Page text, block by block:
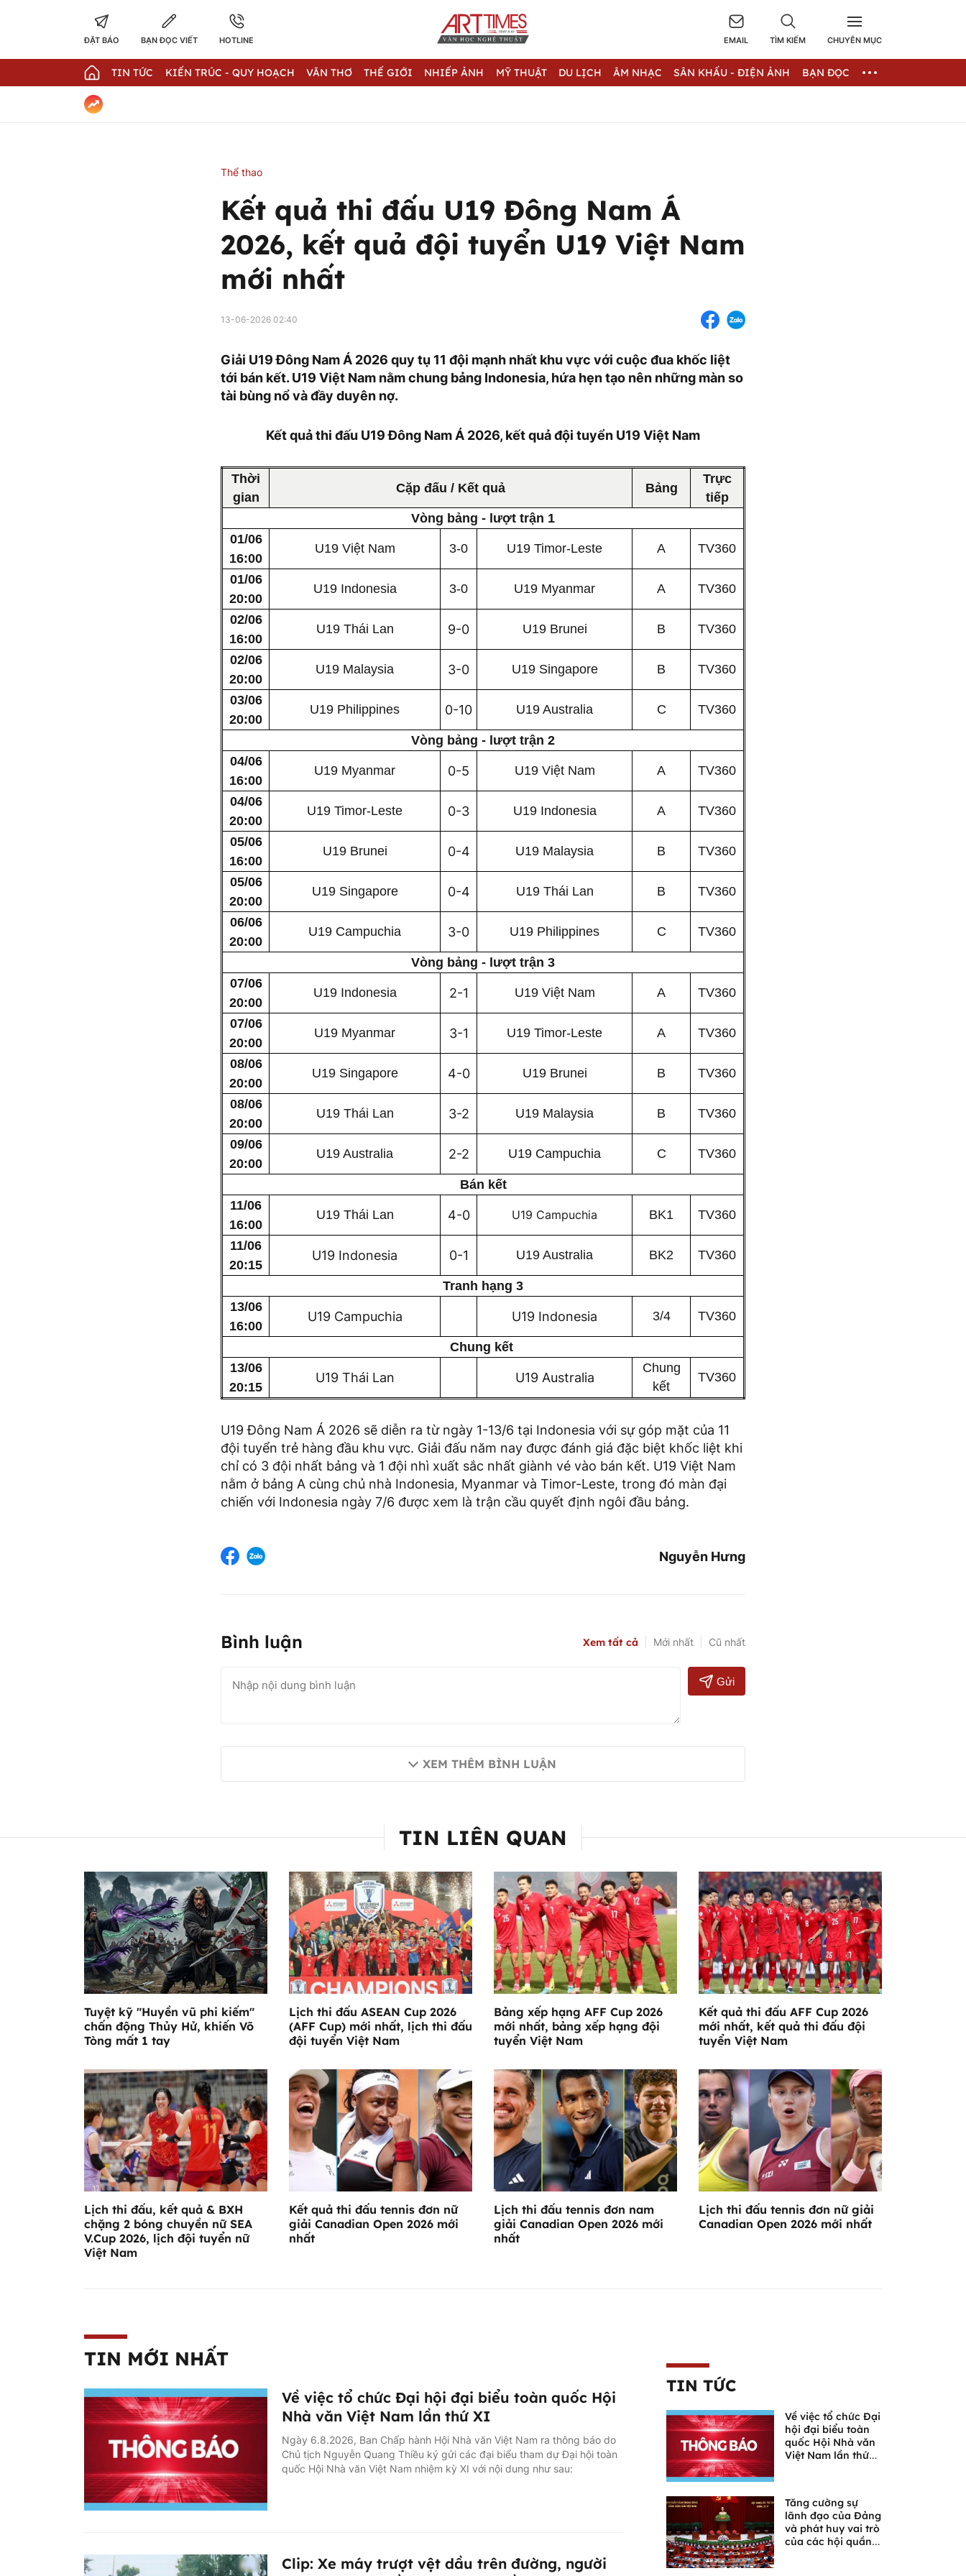
ĐẶT BÁO BẠN ĐỌC VIẾT HOTLINE EMAIL TÌM KIẾM CHUYÊN MỤC
TIN TỨC KIẾN TRÚC - QUY HOẠCH VĂN THƠ THẾ GIỚI NHIẾP ẢNH MỸ THUẬT DU LỊCH ÂM NHẠC SÂN KHẤU - ĐIỆN ẢNH BẠN ĐỌC
Thể thao
Kết quả thi đấu U19 Đông Nam Á
2026, kết quả đội tuyển U19 Việt Nam
mới nhất
13-06-2026 02:40
Giải U19 Đông Nam Á 2026 quy tụ 11 đội mạnh nhất khu vực với cuộc đua khốc liệt
tới bán kết. U19 Việt Nam nằm chung bảng Indonesia, hứa hẹn tạo nên những màn so
tài bùng nổ và đầy duyên nợ.
Kết quả thi đấu U19 Đông Nam Á 2026, kết quả đội tuyển U19 Việt Nam
Thời
gian
Cặp đấu / Kết quả Bảng
Trực
tiếp
Vòng bảng - lượt trận 1
01/06
16:00
U19 Việt Nam 3-0 U19 Timor-Leste A TV360
01/06
20:00
U19 Indonesia 3-0 U19 Myanmar A TV360
02/06
16:00
U19 Thái Lan 9-0 U19 Brunei B TV360
02/06
20:00
U19 Malaysia 3-0 U19 Singapore B TV360
03/06
20:00
U19 Philippines 0-10 U19 Australia C TV360
Vòng bảng - lượt trận 2
04/06
16:00
U19 Myanmar 0-5 U19 Việt Nam A TV360
04/06
20:00
U19 Timor-Leste 0-3 U19 Indonesia A TV360
05/06
16:00
U19 Brunei 0-4 U19 Malaysia B TV360
05/06
20:00
U19 Singapore 0-4 U19 Thái Lan B TV360
06/06
20:00
U19 Campuchia 3-0 U19 Philippines C TV360
Vòng bảng - lượt trận 3
07/06
20:00
U19 Indonesia 2-1 U19 Việt Nam A TV360
07/06
20:00
U19 Myanmar 3-1 U19 Timor-Leste A TV360
08/06
20:00
U19 Singapore 4-0 U19 Brunei B TV360
08/06
20:00
U19 Thái Lan 3-2 U19 Malaysia B TV360
09/06
20:00
U19 Australia 2-2 U19 Campuchia C TV360
Bán kết
11/06
16:00
U19 Thái Lan 4-0 U19 Campuchia BK1 TV360
11/06
20:15
U19 Indonesia 0-1 U19 Australia BK2 TV360
Tranh hạng 3
13/06
16:00
U19 Campuchia U19 Indonesia 3/4 TV360
Chung kết
13/06
20:15
U19 Thái Lan U19 Australia
Chung
kết
TV360
U19 Đông Nam Á 2026 sẽ diễn ra từ ngày 1-13/6 tại Indonesia với sự góp mặt của 11
đội tuyển trẻ hàng đầu khu vực. Giải đấu năm nay được đánh giá đặc biệt khốc liệt khi
chỉ có 3 đội nhất bảng và 1 đội nhì xuất sắc nhất giành vé vào bán kết. U19 Việt Nam
nằm ở bảng A cùng chủ nhà Indonesia, Myanmar và Timor-Leste, trong đó màn đại
chiến với Indonesia ngày 7/6 được xem là trận cầu quyết định ngôi đầu bảng.
Nguyễn Hưng
Bình luận Xem tất cả Mới nhất Cũ nhất
Gửi
XEM THÊM BÌNH LUẬN
TIN LIÊN QUAN
Tuyệt kỹ "Huyền vũ phi kiếm"
chấn động Thủy Hử, khiến Võ
Tòng mất 1 tay
Lịch thi đấu ASEAN Cup 2026
(AFF Cup) mới nhất, lịch thi đấu
đội tuyển Việt Nam
Bảng xếp hạng AFF Cup 2026
mới nhất, bảng xếp hạng đội
tuyển Việt Nam
Kết quả thi đấu AFF Cup 2026
mới nhất, kết quả thi đấu đội
tuyển Việt Nam
Lịch thi đấu, kết quả & BXH
chặng 2 bóng chuyền nữ SEA
V.Cup 2026, lịch đội tuyển nữ
Việt Nam
Kết quả thi đấu tennis đơn nữ
giải Canadian Open 2026 mới
nhất
Lịch thi đấu tennis đơn nam
giải Canadian Open 2026 mới
nhất
Lịch thi đấu tennis đơn nữ giải
Canadian Open 2026 mới nhất
TIN MỚI NHẤT
Về việc tổ chức Đại hội đại biểu toàn quốc Hội
Nhà văn Việt Nam lần thứ XI
Ngày 6.8.2026, Ban Chấp hành Hội Nhà văn Việt Nam ra thông báo do
Chủ tịch Nguyễn Quang Thiều ký gửi các đại biểu tham dự Đại hội toàn
quốc Hội Nhà văn Việt Nam nhiệm kỳ XI với nội dung như sau:
Clip: Xe máy trượt vệt dầu trên đường, người
TIN TỨC
Về việc tổ chức Đại
hội đại biểu toàn
quốc Hội Nhà văn
Việt Nam lần thứ
Tăng cường sự
lãnh đạo của Đảng
và phát huy vai trò
của các hội quần